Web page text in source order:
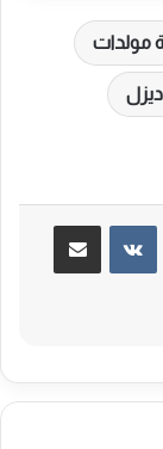
مولدات
مشاركة عبر البريد